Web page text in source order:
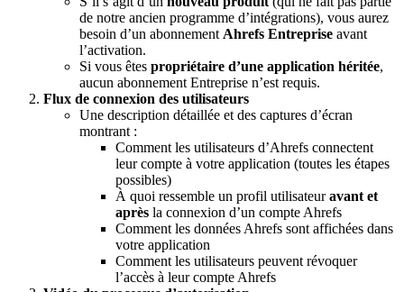
de notre ancien programme d’intégrations), vous aurez
besoin d’un abonnement Ahrefs Entreprise avant
l’activation.
Si vous êtes propriétaire d’une application héritée,
aucun abonnement Entreprise n’est requis.
Flux de connexion des utilisateurs
Une description détaillée et des captures d’écran
montrant :
Comment les utilisateurs d’Ahrefs connectent
leur compte à votre application (toutes les étapes
possibles)
À quoi ressemble un profil utilisateuravant et
après la connexion d’un compte Ahrefs
Comment les données Ahrefs sont affichées dans
votre application
Comment les utilisateurs peuvent révoquer
l’accès à leur compte Ahrefs